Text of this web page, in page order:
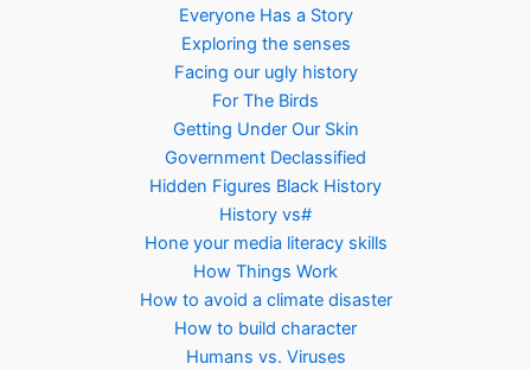
Everyone Has a Story
Exploring the senses
Facing our ugly history
For The Birds
Getting Under Our Skin
Government Declassified
Hidden Figures Black History
History vs#
Hone your media literacy skills
How Things Work
How to avoid a climate disaster
How to build character
Humans vs. Viruses